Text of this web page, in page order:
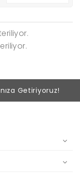
Getiriyoruz!